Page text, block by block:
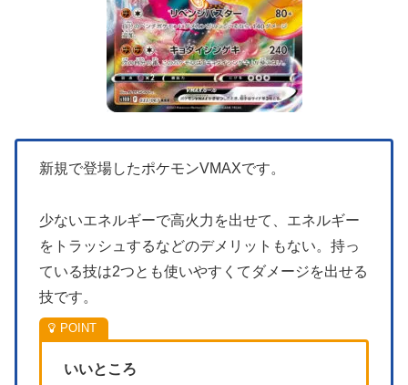
新規で登場したポケモンVMAXです。
少ないエネルギーで高火力を出せて、エネルギー
をトラッシュするなどのデメリットもない。持っ
ている技は2つとも使いやすくてダメージを出せる
技です。
いいところ